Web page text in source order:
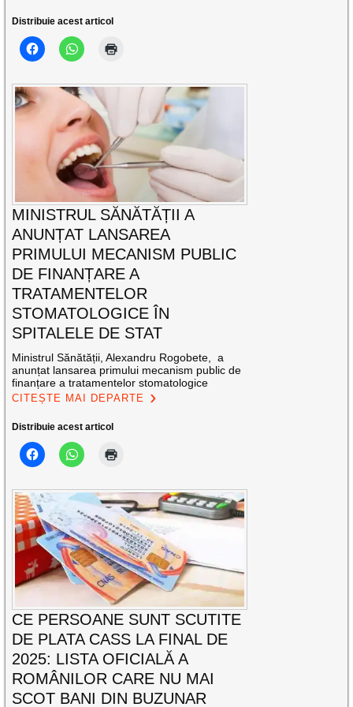
Distribuie acest articol
MINISTRUL SĂNĂTĂȚII A
ANUNȚAT LANSAREA
PRIMULUI MECANISM PUBLIC
DE FINANȚARE A
TRATAMENTELOR
STOMATOLOGICE ÎN
SPITALELE DE STAT
Ministrul Sănătății, Alexandru Rogobete, a
anunțat lansarea primului mecanism public de
finanțare a tratamentelor stomatologice
CITEȘTE MAI DEPARTE
Distribuie acest articol
CE PERSOANE SUNT SCUTITE
DE PLATA CASS LA FINAL DE
2025: LISTA OFICIALĂ A
ROMÂNILOR CARE NU MAI
SCOT BANI DIN BUZUNAR